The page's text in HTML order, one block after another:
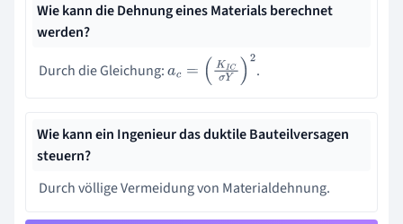
Wie kann die Dehnung eines Materials berechnet
werden?
Durch die Gleichung:ac=(K C σY)2 .
Wie kann ein Ingenieur das duktile Bauteilversagen
steuern?
Durch völlige Vermeidung von Materialdehnung.